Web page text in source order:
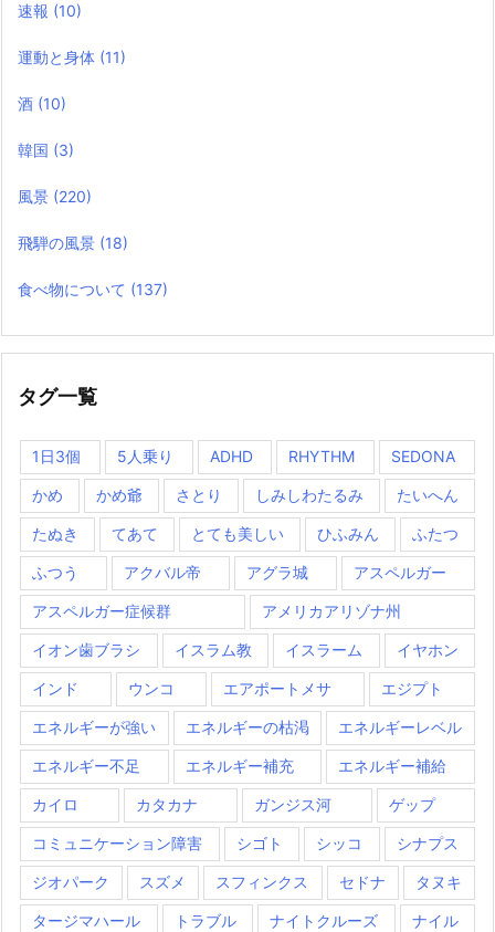
速報 (10)
運動と身体 (11)
酒 (10)
韓国 (3)
風景 (220)
飛騨の風景 (18)
食べ物について (137)
タグ一覧
1日3個 5人乗り ADHD RHYTHM SEDONA
かめ かめ爺 さとり しみしわたるみ たいへん
たぬき てあて とても美しい ひふみん ふたつ
ふつう アクバル帝 アグラ城 アスペルガー
アスペルガー症候群 アメリカアリゾナ州
イオン歯ブラシ イスラム教 イスラーム イヤホン
インド ウンコ エアポートメサ エジプト
エネルギーが強い エネルギーの枯渇 エネルギーレベル
エネルギー不足 エネルギー補充 エネルギー補給
カイロ カタカナ ガンジス河 ゲップ
コミュニケーション障害 シゴト シッコ シナプス
ジオパーク スズメ スフィンクス セドナ タヌキ
タージマハール トラブル ナイトクルーズ ナイル